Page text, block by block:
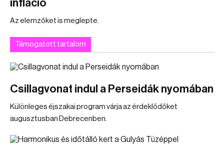
infláció
Az elemzőket is meglepte.
Támogatott tartalom
Csillagvonat indul a Perseidák nyomában
Különleges éjszakai program várja az érdeklődőket
augusztusban Debrecenben.